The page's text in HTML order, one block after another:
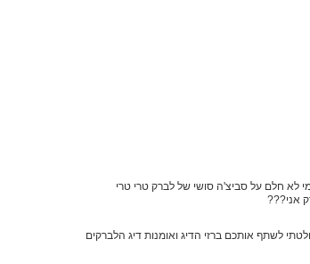
לא חלם על סביצ'ה סושי של לברק טרי טרי
אני???
לשתף אותכם ברזי הדיג ואומנות דיג הלברקים